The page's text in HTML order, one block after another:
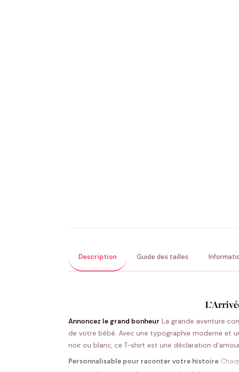
Description Guide des tailles
Annoncez le grand bonheur La grande aventure
de votre bébé. Avec une typographie moderne et
noir ou blanc, ce T-shirt est une déclaration
Personnalisable pour raconter votre histoire